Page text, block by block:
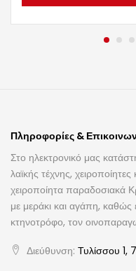
Πληροφορίες &
Στο ηλεκτρονικό μας
λαϊκής τέχνης,
χειροποίητα παραδοσιακά
με μεράκι και αγάπη, καθώς
κτηνοτρόφο, τον
Διεύθυνση: Τυλίσσου 1,